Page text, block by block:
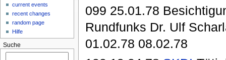
099 25.01.78
Rundfunks Dr. Ulf
01.02.78 08.02.78
current events
recent changes
random page
Hilfe
Suche